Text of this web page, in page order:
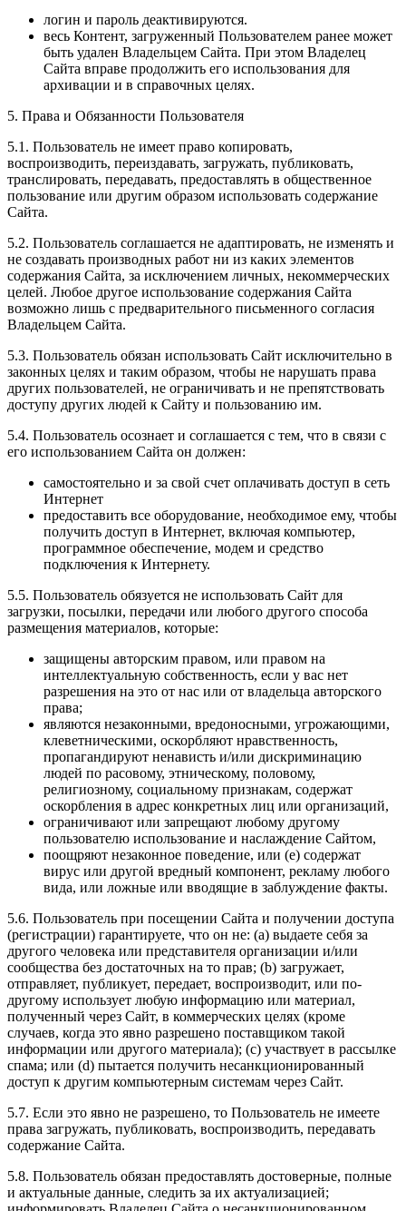
логин и пароль деактивируются.
весь Контент, загруженный Пользователем ранее может
быть удален Владельцем Сайта. При этом Владелец
Сайта вправе продолжить его использования для
архивации и в справочных целях.
5. Права и Обязанности Пользователя
5.1. Пользователь не имеет право копировать,
воспроизводить, переиздавать, загружать, публиковать,
транслировать, передавать, предоставлять в общественное
пользование или другим образом использовать содержание
Сайта.
5.2. Пользователь соглашается не адаптировать, не изменять и
не создавать производных работ ни из каких элементов
содержания Сайта, за исключением личных, некоммерческих
целей. Любое другое использование содержания Сайта
возможно лишь с предварительного письменного согласия
Владельцем Сайта.
5.3. Пользователь обязан использовать Сайт исключительно в
законных целях и таким образом, чтобы не нарушать права
других пользователей, не ограничивать и не препятствовать
доступу других людей к Сайту и пользованию им.
5.4. Пользователь осознает и соглашается с тем, что в связи с
его использованием Сайта он должен:
самостоятельно и за свой счет оплачивать доступ в сеть
Интернет
предоставить все оборудование, необходимое ему, чтобы
получить доступ в Интернет, включая компьютер,
программное обеспечение, модем и средство
подключения к Интернету.
5.5. Пользователь обязуется не использовать Сайт для
загрузки, посылки, передачи или любого другого способа
размещения материалов, которые:
защищены авторским правом, или правом на
интеллектуальную собственность, если у вас нет
разрешения на это от нас или от владельца авторского
права;
являются незаконными, вредоносными, угрожающими,
клеветническими, оскорбляют нравственность,
пропагандируют ненависть и/или дискриминацию
людей по расовому, этническому, половому,
религиозному, социальному признакам, содержат
оскорбления в адрес конкретных лиц или организаций,
ограничивают или запрещают любому другому
пользователю использование и наслаждение Сайтом,
поощряют незаконное поведение, или (e) содержат
вирус или другой вредный компонент, рекламу любого
вида, или ложные или вводящие в заблуждение факты.
5.6. Пользователь при посещении Сайта и получении доступа
(регистрации) гарантируете, что он не: (a) выдаете себя за
другого человека или представителя организации и/или
сообщества без достаточных на то прав; (b) загружает,
отправляет, публикует, передает, воспроизводит, или по-
другому использует любую информацию или материал,
полученный через Сайт, в коммерческих целях (кроме
случаев, когда это явно разрешено поставщиком такой
информации или другого материала); (c) участвует в рассылке
спама; или (d) пытается получить несанкционированный
доступ к другим компьютерным системам через Сайт.
5.7. Если это явно не разрешено, то Пользователь не имеете
права загружать, публиковать, воспроизводить, передавать
содержание Сайта.
5.8. Пользователь обязан предоставлять достоверные, полные
и актуальные данные, следить за их актуализацией;